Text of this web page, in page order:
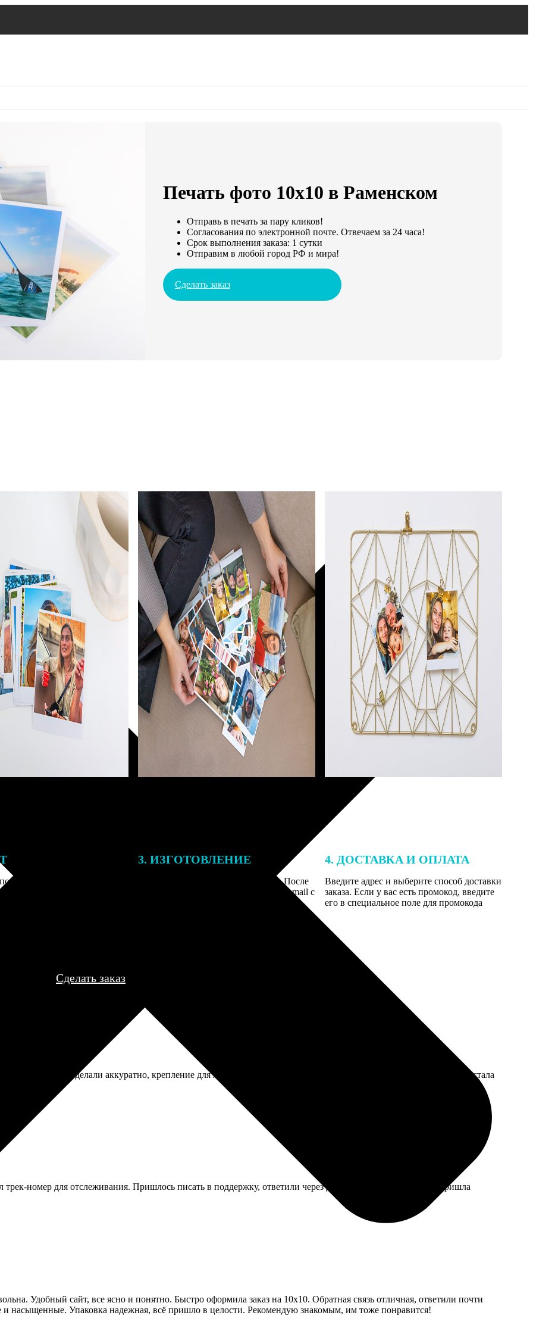
Печать фото 10х10 в Раменском
Отправь в печать за пару кликов!
Согласования по электронной почте. Отвечаем за 24 часа!
Срок выполнения заказа: 1 сутки
Отправим в любой город РФ и мира!
Сделать заказ
заказа к печати
могут связаться с Вами
телефону или email для
деталей.
3. ИЗГОТОВЛЕНИЕ
Оплатите заказ банковской картой. После
оплаты получите подтверждение на email с
описанием заказа. Когда отправим заказ
4. ДОСТАВКА И ОПЛАТА
Введите адрес и выберите способ доставки
заказа. Если у вас есть промокод, введите
его в специальное поле для промокода
Сделать заказ
ежегодное. Сделали аккуратно, крепление для ленточки надежное. Каждый год вешаем на видное место. Уже стала
трек-номер для отслеживания. Пришлось писать в поддержку, ответили через день, номер дали. Посылка пришла
Удобный сайт, все ясно и понятно. Быстро оформила заказ на 10х10. Обратная связь отличная, ответили почти
и насыщенные. Упаковка надежная, всё пришло в целости. Рекомендую знакомым, им тоже понравится!